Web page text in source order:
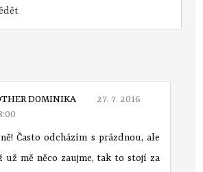
DOMINIKA
27. 7. 2016
Často odcházím s prázdnou, ale
už mě něco zaujme, tak to stojí za